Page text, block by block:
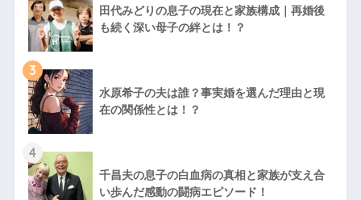
田代みどりの息子の現在と家族構成｜再婚後
も続く深い母子の絆とは！？
3
水原希子の夫は誰？事実婚を選んだ理由と現
在の関係性とは！？
4
千昌夫の息子の白血病の真相と家族が支え合
い歩んだ感動の闘病エピソード！